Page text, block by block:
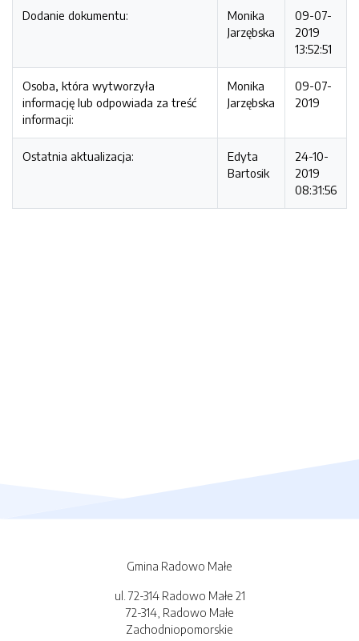
Dodanie dokumentu:
Monika
Jarzębska
09-07-
2019
13:52:51
Osoba, która wytworzyła
informację lub odpowiada za treść
informacji:
Monika
Jarzębska
09-07-
2019
Ostatnia aktualizacja:
Edyta
Bartosik
24-10-
2019
08:31:56
Gmina Radowo Małe
ul. 72-314 Radowo Małe 21
72-314, Radowo Małe
Zachodniopomorskie